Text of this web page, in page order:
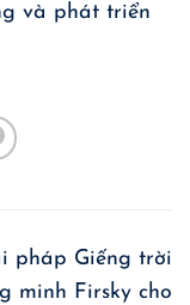
và phát triển
pháp Giếng trời
minh Firsky cho